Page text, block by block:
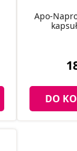
Apo-
DO